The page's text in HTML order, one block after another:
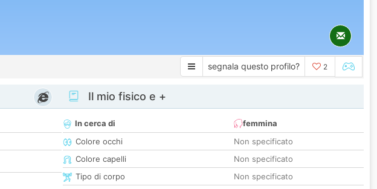
segnala questo profilo? 2
Il mio fisico e +
In cerca di
femmina
Colore occhi
Non specificato
Colore capelli
Non specificato
Tipo di corpo
Non specificato